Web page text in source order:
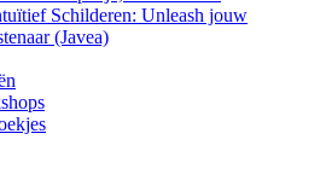
Schilderen: Unleash jouw
(Javea)